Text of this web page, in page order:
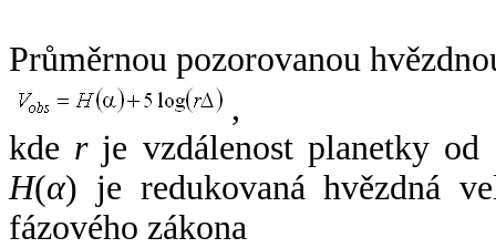
Průměrnou pozorovanou
,
kde rje vzdálenost planetky od
H(α) je redukovaná hvězdná
fázového zákona